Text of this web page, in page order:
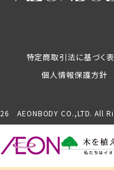
特定商取引法に基づく
個人情報保護方針
AEONBODY CO.,LTD. All